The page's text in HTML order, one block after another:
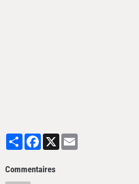
PartagerFacebook
Commentaires